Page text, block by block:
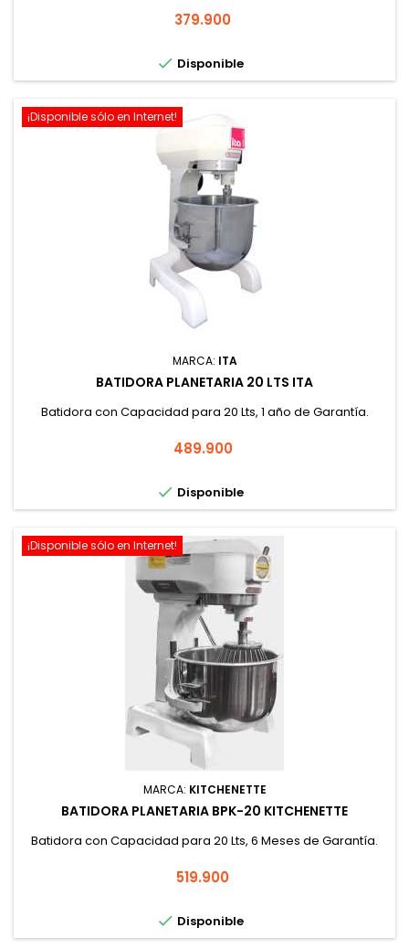
Precio
379.900
 Disponible
¡Disponible sólo en Internet!
MARCA: ITA
BATIDORA PLANETARIA 20 LTS ITA
Batidora con Capacidad para 20 Lts, 1 año de Garantía.
Precio
489.900
 Disponible
¡Disponible sólo en Internet!
MARCA: KITCHENETTE
BATIDORA PLANETARIA BPK-20 KITCHENETTE
Batidora con Capacidad para 20 Lts, 6 Meses de Garantía.
Precio
519.900
 Disponible